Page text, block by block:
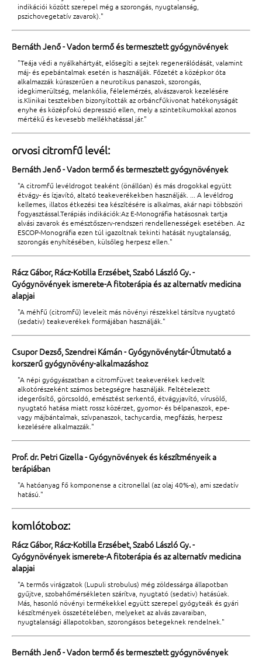
indikációi között szerepel még a szorongás, nyugtalanság,
pszichovegetatív zavarok)."
Bernáth Jenő - Vadon termő és termesztett gyógynövények
"Teája védi a nyálkahártyát, elősegíti a sejtek regenerálódását, valamint
máj- és epebántalmak esetén is használják. Főzetét a középkor óta
alkalmazzák kúraszerűen a neurotikus panaszok, szorongás,
idegkimerültség, melankólia, félelemérzés, alvászavarok kezelésére
is.Klinikai tesztekben bizonyították az orbáncfűkivonat hatékonyságát
enyhe és középfokú depresszió ellen, mely a szintetikumokkal azonos
mértékű és kevesebb mellékhatással jár."
orvosi citromfű levél:
Bernáth Jenő - Vadon termő és termesztett gyógynövények
"A citromfű levéldrogot teaként (önállóan) és más drogokkal együtt
étvágy- és ízjavító, altató teakeverékekben használják. ... A levéldrog
kellemes, illatos étkezési tea készítésére is alkalmas, akár napi többszöri
fogyasztással.Terápiás indikációk:Az E-Monográfia hatásosnak tartja
alvási zavarok és emésztőszerv-rendszeri rendellenességek esetében. Az
ESCOP-Monográfia ezen túl igazoltnak tekinti hatását nyugtalanság,
szorongás enyhítésében, külsőleg herpesz ellen."
Rácz Gábor, Rácz-Kotilla Erzsébet, Szabó László Gy. -
Gyógynövények ismerete-A fitoterápia és az alternatív medicina
alapjai
"A méhfű (citromfű) leveleit más növényi részekkel társítva nyugtató
(sedativ) teakeverékek formájában használják."
Csupor Dezső, Szendrei Kámán - Gyógynövénytár-Útmutató a
korszerű gyógynövény-alkalmazáshoz
"A népi gyógyászatban a citromfüvet teakeverékek kedvelt
alkotórészeként számos betegségre használják. Feltételezett
idegerősítő, görcsoldó, emésztést serkentő, étvágyjavító, vírusölő,
nyugtató hatása miatt rossz közérzet, gyomor- és bélpanaszok, epe-
vagy májbántalmak, szívpanaszok, tachycardia, megfázás, herpesz
kezelésére alkalmazzák."
Prof. dr. Petri Gizella - Gyógynövények és készítményeik a
terápiában
"A hatóanyag fő komponense a citronellal (az olaj 40%-a), ami szedatív
hatású."
komlótoboz:
Rácz Gábor, Rácz-Kotilla Erzsébet, Szabó László Gy. -
Gyógynövények ismerete-A fitoterápia és az alternatív medicina
alapjai
"A termős virágzatok (Lupuli strobulus) még zöldessárga állapotban
gyűjtve, szobahőmérsékleten szárítva, nyugtató (sedativ) hatásúak.
Más, hasonló növényi termékekkel együtt szerepel gyógyteák és gyári
készítmények összetételében, melyeket az alvás zavaraiban,
nyugtalansági állapotokban, szorongásos betegeknek rendelnek."
Bernáth Jenő - Vadon termő és termesztett gyógynövények